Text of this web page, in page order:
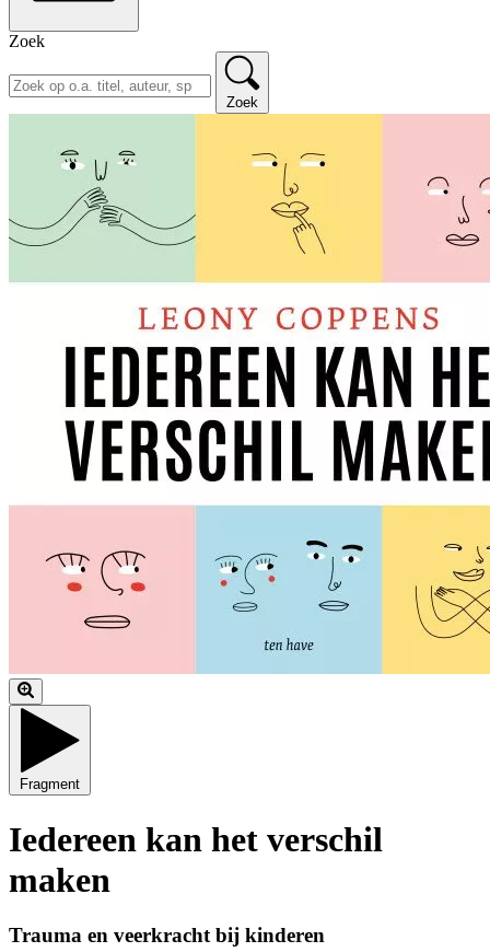
Zoek
Zoek
Fragment
Iedereen kan het verschil
maken
Trauma en veerkracht bij kinderen